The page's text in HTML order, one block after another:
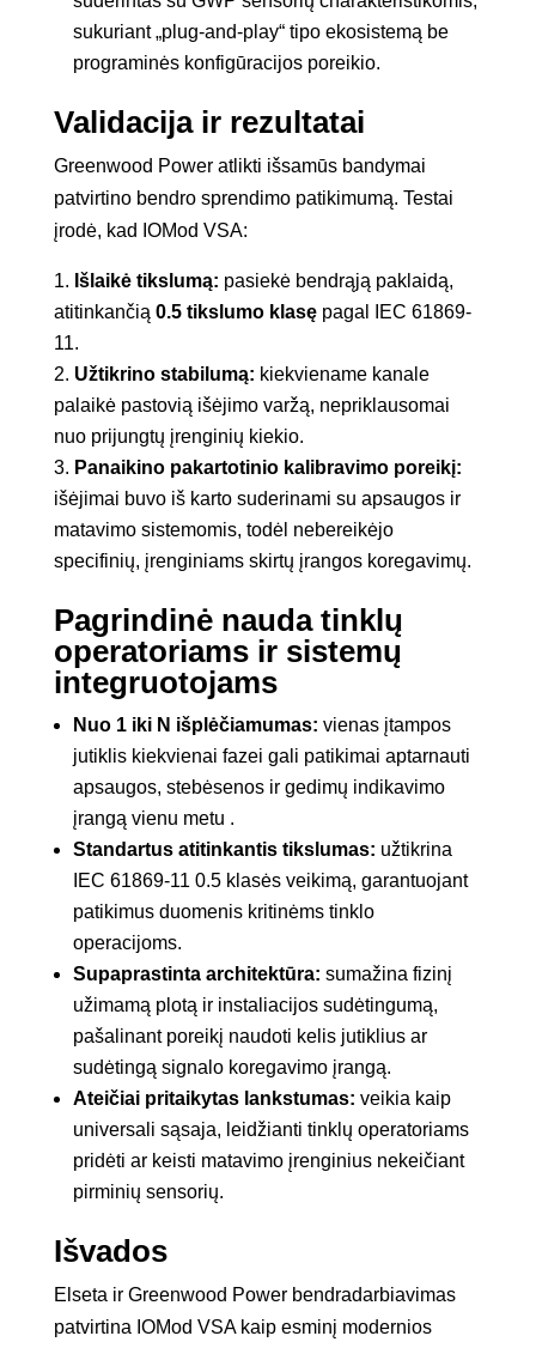
sukuriant „plug-and-play“ tipo ekosistemą be
programinės konfigūracijos poreikio.
Validacija ir rezultatai
Greenwood Power atlikti išsamūs bandymai
patvirtino bendro sprendimo patikimumą. Testai
įrodė, kad IOMod VSA:
Išlaikė tikslumą: pasiekė bendrąją paklaidą,
atitinkančią 0.5 tikslumo klasępagal IEC 61869-
11.
Užtikrino stabilumą: kiekviename kanale
palaikė pastovią išėjimo varžą, nepriklausomai
nuo prijungtų įrenginių kiekio.
Panaikino pakartotinio kalibravimo poreikį:
išėjimai buvo iš karto suderinami su apsaugos ir
matavimo sistemomis, todėl nebereikėjo
specifinių, įrenginiams skirtų įrangos koregavimų.
Pagrindinė nauda tinklų
operatoriams ir sistemų
integruotojams
Nuo 1 iki N išplėčiamumas: vienas įtampos
jutiklis kiekvienai fazei gali patikimai aptarnauti
apsaugos, stebėsenos ir gedimų indikavimo
įrangą vienu metu .
Standartus atitinkantis tikslumas: užtikrina
IEC 61869-11 0.5 klasės veikimą, garantuojant
patikimus duomenis kritinėms tinklo
operacijoms.
Supaprastinta architektūra: sumažina fizinį
užimamą plotą ir instaliacijos sudėtingumą,
pašalinant poreikį naudoti kelis jutiklius ar
sudėtingą signalo koregavimo įrangą.
Ateičiai pritaikytas lankstumas: veikia kaip
universali sąsaja, leidžianti tinklų operatoriams
pridėti ar keisti matavimo įrenginius nekeičiant
pirminių sensorių.
Išvados
Elseta ir Greenwood Power bendradarbiavimas
patvirtina IOMod VSA kaip esminį modernios